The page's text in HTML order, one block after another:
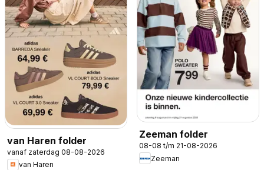
van Haren folder
vanaf zaterdag 08-08-2026
van Haren
Zeeman folder
08-08 t/m 21-08-2026
Zeeman